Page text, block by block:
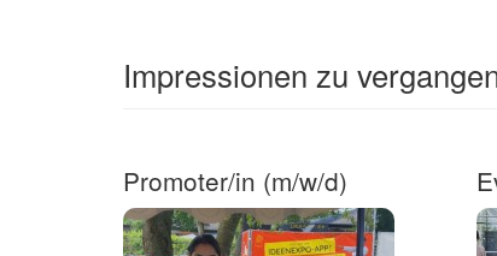
Impressionen zu
Promoter/in (m/w/d)